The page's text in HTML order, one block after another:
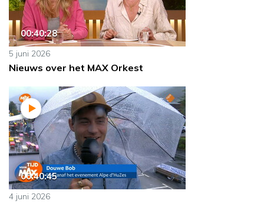
00:40:28
5 juni 2026
Nieuws over het MAX Orkest
00:40:45
4 juni 2026